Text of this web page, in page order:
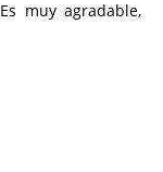
Es muy agradable,